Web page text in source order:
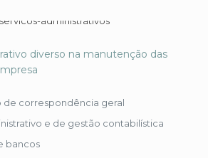
diverso na manutenção das
de correspondência geral
e de gestão contabilística
bancos